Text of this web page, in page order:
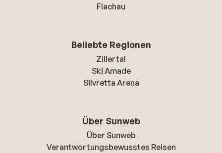
Flachau
Beliebte Regionen
Zillertal
Ski Amade
Silvretta Arena
Über Sunweb
Über Sunweb
Verantwortungsbewusstes Reisen